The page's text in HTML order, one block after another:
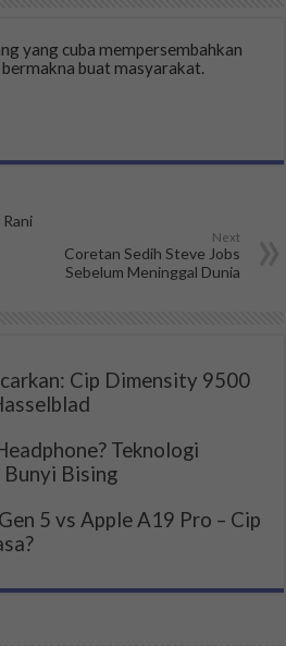
yang cuba mempersembahkan
bermakna buat masyarakat.
Next
Coretan Sedih Steve Jobs
Sebelum Meninggal Dunia
Cip Dimensity 9500
Teknologi
Bunyi Bising
5 vs Apple A19 Pro – Cip